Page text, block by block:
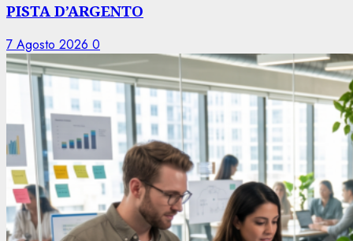
PISTA D’ARGENTO
7 Agosto 2026 0